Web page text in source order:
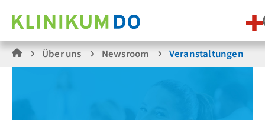
Über uns Newsroom Veranstaltungen